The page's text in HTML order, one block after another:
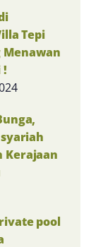
Tepi
Menawan
!
Kerajaan
pool